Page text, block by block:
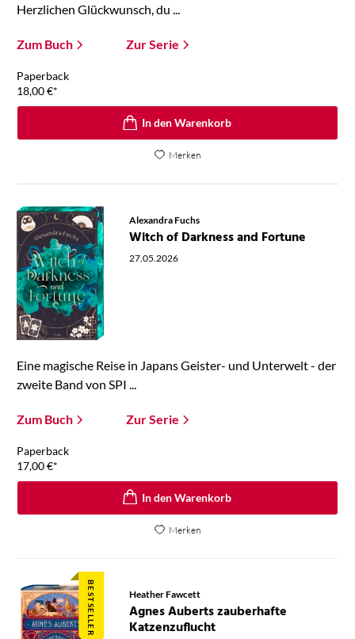
Herzlichen Glückwunsch, du ...
Zum Buch Zur Serie
Paperback
18,00€*
In den Warenkorb
Merken
Alexandra Fuchs
Witch of Darkness and Fortune
27.05.2026
Eine magische Reise in Japans Geister- und Unterwelt - der
zweite Band von SPI ...
Zum Buch Zur Serie
Paperback
17,00€*
In den Warenkorb
Merken
BESTSELLER Heather Fawcett
Agnes Auberts zauberhafte
Katzenzuflucht